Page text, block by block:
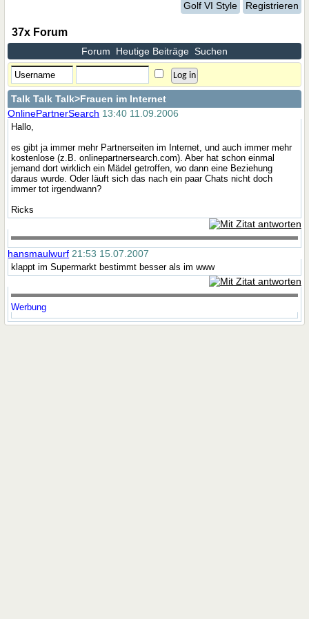
Golf VI Style Registrieren
37x Forum
Forum Heutige Beiträge Suchen
Talk Talk Talk>Frauen im Internet
OnlinePartnerSearch 13:40 11.09.2006
Hallo,
es gibt ja immer mehr Partnerseiten im Internet, und auch immer mehr
kostenlose (z.B. onlinepartnersearch.com). Aber hat schon einmal
jemand dort wirklich ein Mädel getroffen, wo dann eine Beziehung
daraus wurde. Oder läuft sich das nach ein paar Chats nicht doch
immer tot irgendwann?
Ricks
hansmaulwurf 21:53 15.07.2007
klappt im Supermarkt bestimmt besser als im www
Werbung